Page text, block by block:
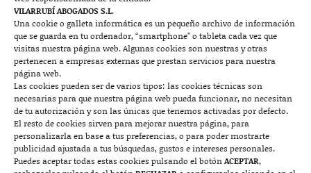
VILARRUBÍ ABOGADOS S.L.
Una cookie o galleta informática es un pequeño archivo de información
que se guarda en tu ordenador, “smartphone” o tableta cada vez que
visitas nuestra página web. Algunas cookies son nuestras y otras
pertenecen a empresas externas que prestan servicios para nuestra
página web.
Las cookies pueden ser de varios tipos: las cookies técnicas son
necesarias para que nuestra página web pueda funcionar, no necesitan
de tu autorización y son las únicas que tenemos activadas por defecto.
El resto de cookies sirven para mejorar nuestra página, para
personalizarla en base a tus preferencias, o para poder mostrarte
publicidad ajustada a tus búsquedas, gustos e intereses personales.
Puedes aceptar todas estas cookies pulsando el botónACEPTAR,
Contacto

Mallorca
Josep Pla, n°6, 07400 Alcudia (Mallorca)
722 131 870
Contacto